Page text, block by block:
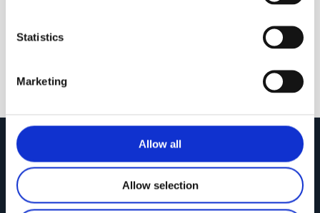
Statistics
Marketing
Allow all
Allow selection
Iscriviti allaNewslettere rimani aggiornato!
Riempi il campo qui a lato e premi invio.